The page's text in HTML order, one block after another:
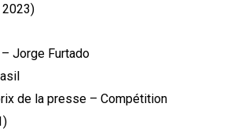
– Jorge Furtado
de la presse – Compétition